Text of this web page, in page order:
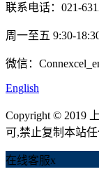
联系电话：021-
周一至五 9:30-
微信：
English
Copyright © 2019
可,禁止复制本站
在线客服x